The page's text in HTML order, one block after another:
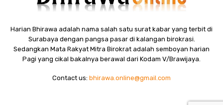
Harian Bhirawa adalah nama salah satu surat kabar yang terbit di
Surabaya dengan pangsa pasar di kalangan birokrasi.
Sedangkan Mata Rakyat Mitra Birokrat adalah semboyan harian
Pagi yang cikal bakalnya berawal dari Kodam V/Brawijaya.
Contact us: bhirawa.online@gmail.com